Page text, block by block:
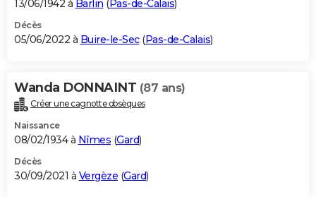
13/06/1942 à Barlin ( Pas-de-Calais)
Décès
05/06/2022 à Buire-le-Sec(Pas-de-Calais)
Wanda DONNAINT (87 ans)
Créer une cagnotte obsèques
Naissance
08/02/1934 à Nîmes (Gard)
Décès
30/09/2021 à Vergèze (Gard)